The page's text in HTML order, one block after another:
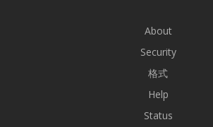
About
Security
格式
Help
Status